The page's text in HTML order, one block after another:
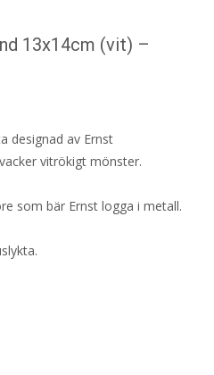
13x14cm (vit) –
designad av Ernst
vitrökigt mönster.
som bär Ernst logga i metall.